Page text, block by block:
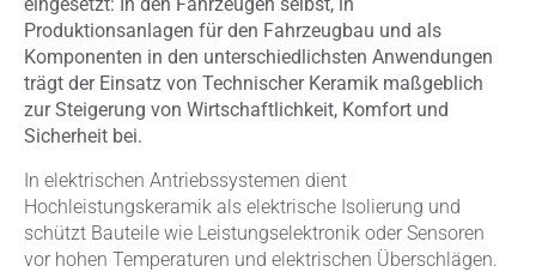
Produktionsanlagen für den Fahrzeugbau und als
Komponenten in den unterschiedlichsten Anwendungen
trägt der Einsatz von Technischer Keramik maßgeblich
zur Steigerung von Wirtschaftlichkeit, Komfort und
Sicherheit bei.
In elektrischen Antriebssystemen dient
Hochleistungskeramik als elektrische Isolierung und
schützt Bauteile wie Leistungselektronik oder Sensoren
vor hohen Temperaturen und elektrischen Überschlägen.